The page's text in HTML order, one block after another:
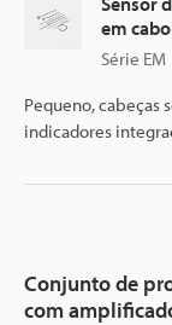
em cabo
Série EM
Pequeno, cabeças
indicadores
Conjunto de
com